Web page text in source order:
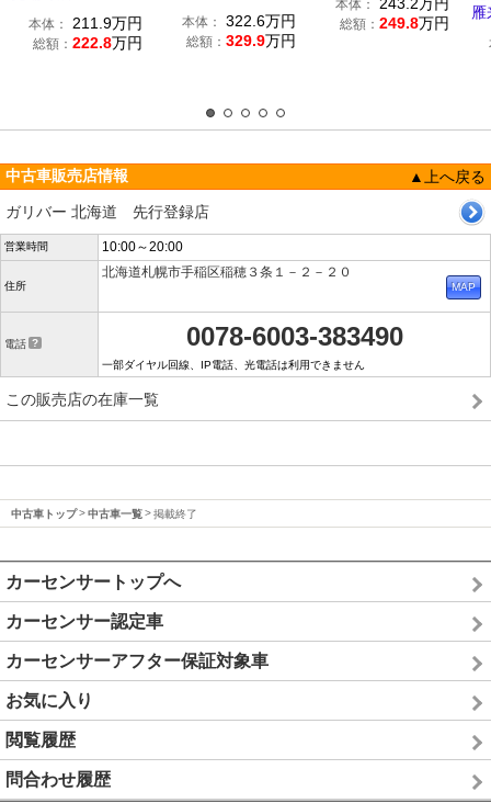
本体： 211.9万円
総額： 222.8万円
本体： 322.6万円
総額： 329.9万円
本体：
総額： 249.8万円
雁
中古車販売店情報
▲上へ戻る
ガリバー 北海道 先行登録店
営業時間 10:00～20:00
住所
北海道札幌市手稲区稲穂３条１－２－２０
電話 0078-6003-383490
一部ダイヤル回線、IP電話、光電話は利用できません
この販売店の在庫一覧
中古車トップ 中古車一覧 掲載終了
カーセンサートップへ
カーセンサー認定車
カーセンサーアフター保証対象車
お気に入り
閲覧履歴
問合わせ履歴